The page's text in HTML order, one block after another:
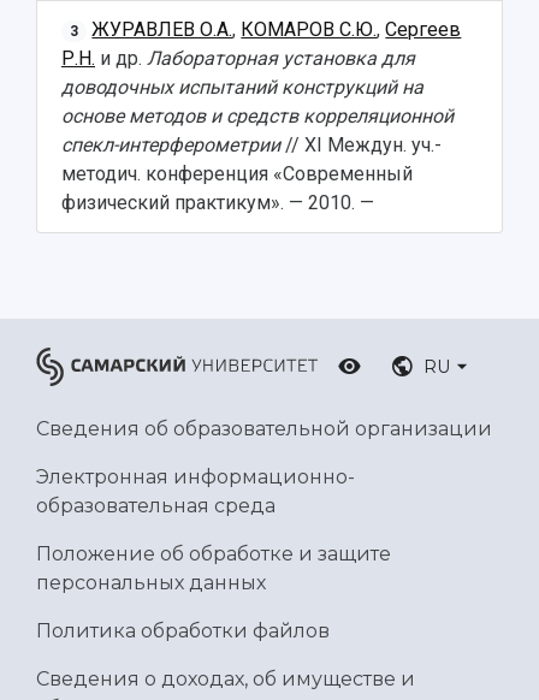
3 ЖУРАВЛЕВ О.А., КОМАРОВ С.Ю.,Сергеев
Р.Н. и др. Лабораторная установка для
доводочных испытаний конструкций на
основе методов и средств корреляционной
спекл-интерферометрии// ХI Междун. уч.-
методич. конференция «Современный
физический практикум». — 2010. —
RU
Сведения об образовательной организации
Электронная информационно-
образовательная среда
Положение об обработке и защите
персональных данных
Политика обработки файлов
Сведения о доходах, об имуществе и